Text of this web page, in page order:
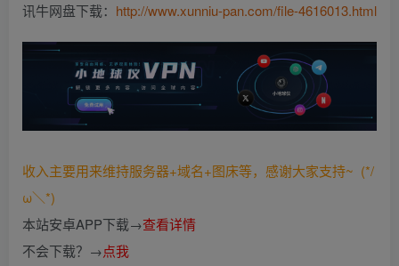
讯牛网盘下载： http://www.xunniu-pan.com/file-4616013.html
收入主要用来维持服务器+域名+图床等，感谢大家支持~ (*/
ω＼*)
本站安卓APP下载→查看详情
不会下载？→点我